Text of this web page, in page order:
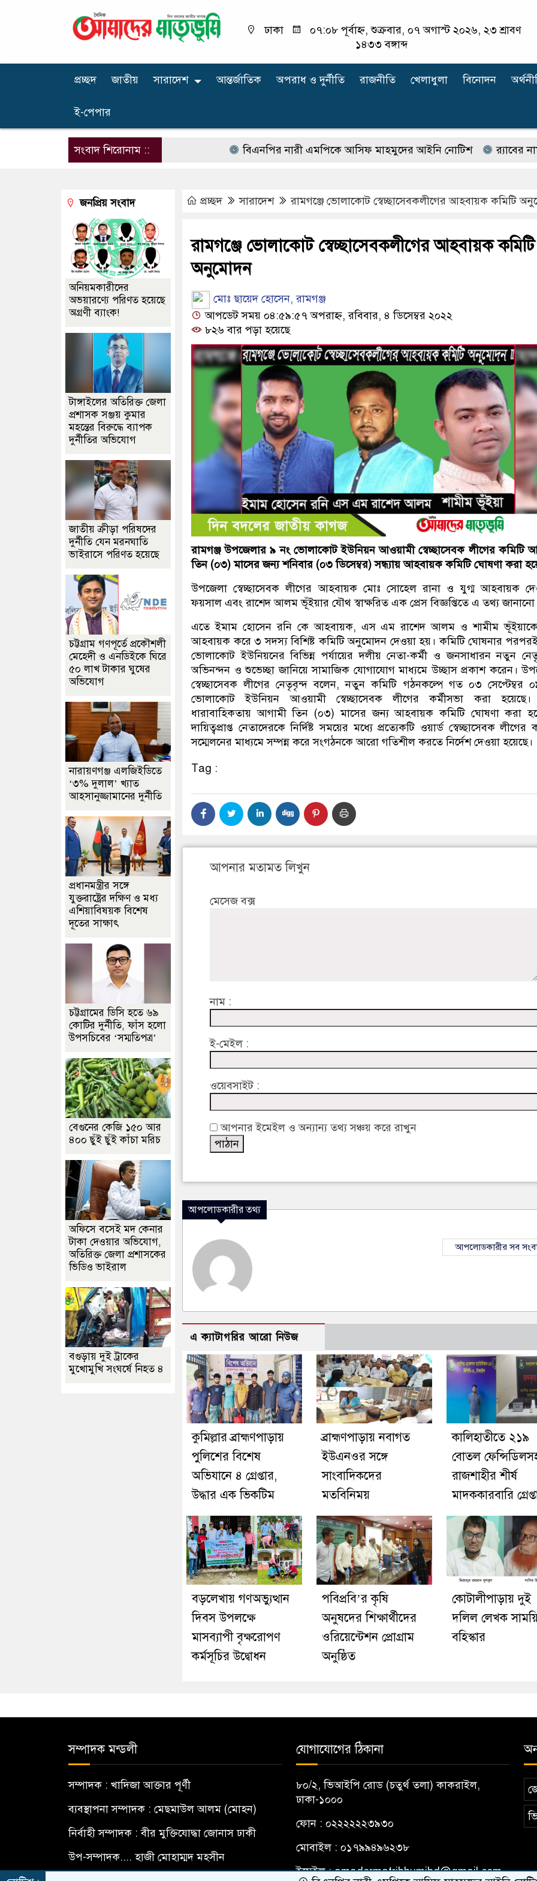
ঢাকা
০৭:০৮ পূর্বাহ্ন, শুক্রবার, ০৭ অগাস্ট ২০২৬, ২৩ শ্রাবণ
১৪৩৩ বঙ্গাব্দ
প্রচ্ছদ জাতীয় সারাদেশ আন্তর্জাতিক অপরাধ ‍ও দুর্নীতি রাজনীতি খেলাধুলা বিনোদন
ই-পেপার
সংবাদ শিরোনাম :: বিএনপির নারী এমপিকে আসিফ মাহমুদের আইনি নোটিশ র‍্যাবের নাম
প্রচ্ছদ সারাদেশ রামগঞ্জে ভোলাকোট স্বেচ্ছাসেবকলীগের আহবায়ক কমিটি
রামগঞ্জে ভোলাকোট স্বেচ্ছাসেবকলীগের আহবায়ক কমিটি
অনুমোদন
মোঃ ছায়েদ হোসেন, রামগঞ্জ
আপডেট সময় ০৪:৫৯:৫৭ অপরাহ্ন, রবিবার, ৪ ডিসেম্বর ২০২২
৮২৬ বার পড়া হয়েছে
রামগঞ্জ উপজেলার ৯ নং ভোলাকোট ইউনিয়ন আওয়ামী স্বেচ্ছাসেবক লীগের কমিটি
তিন (০৩) মাসের জন্য শনিবার (০৩ ডিসেম্বর) সন্ধ্যায় আহবায়ক কমিটি ঘোষণা করা
উপজেলা স্বেচ্ছাসেবক লীগের আহবায়ক মোঃ সোহেল রানা ও যুগ্ম আহবায়ক
ফয়সাল এবং রাশেদ আলম ভূঁইয়ার যৌথ স্বাক্ষরিত এক প্রেস বিজ্ঞপ্তিতে এ তথ্য
এতে ইমাম হোসেন রনি কে আহবায়ক, এস এম রাশেদ আলম ও শামীম
আহবায়ক করে ৩ সদস্য বিশিষ্ট কমিটি অনুমোদন দেওয়া হয়। কমিটি ঘোষনার
ভোলাকোট ইউনিয়নের বিভিন্ন পর্যায়ের দলীয় নেতা-কর্মী ও জনসাধারন নতুন
অভিনন্দন ও শুভেচ্ছা জানিয়ে সামাজিক যোগাযোগ মাধ্যমে উচ্ছাস প্রকাশ করেন।
স্বেচ্ছাসেবক লীগের নেতৃবৃন্দ বলেন, নতুন কমিটি গঠনকল্পে গত ০৩ সেপ্টেম্বর
ভোলাকোট ইউনিয়ন আওয়ামী স্বেচ্ছাসেবক লীগের কর্মীসভা করা
ধারাবাহিকতায় আগামী তিন (০৩) মাসের জন্য আহবায়ক কমিটি ঘোষণা করা
দায়িত্বপ্রাপ্ত নেতাদেরকে নির্দিষ্ট সময়ের মধ্যে প্রত্যেকটি ওয়ার্ড স্বেচ্ছাসেবক লীগের
সম্মেলনের মাধ্যমে সম্পন্ন করে সংগঠনকে আরো গতিশীল করতে নির্দেশ দেওয়া হয়েছে।
Tag :
আপনার মতামত লিখুন
মেসেজ বক্স
নাম :
ই-মেইল :
ওয়েবসাইট :
আপনার ইমেইল ও অন্যান্য তথ্য সঞ্চয় করে রাখুন
আপলোডকারীর তথ্য
আপলোডকারীর সব
এ ক্যাটাগরির আরো নিউজ
কুমিল্লার ব্রাহ্মণপাড়ায়
পুলিশের বিশেষ
অভিযানে ৪ গ্রেপ্তার,
উদ্ধার এক ভিকটিম
ব্রাহ্মণপাড়ায় নবাগত
ইউএনওর সঙ্গে
সাংবাদিকদের
মতবিনিময়
কালিহাতীতে ২১৯
বোতল
রাজশাহীর শীর্ষ
মাদককারবারি
বড়লেখায় গণঅভ্যুত্থান
দিবস উপলক্ষে
মাসব্যাপী বৃক্ষরোপণ
কর্মসূচির উদ্বোধন
পবিপ্রবি’র কৃষি
অনুষদের শিক্ষার্থীদের
ওরিয়েন্টেশন প্রোগ্রাম
অনুষ্ঠিত
কোটালীপাড়ায় দুই
দলিল লেখক
বহিস্কার
জনপ্রিয় সংবাদ
অনিয়মকারীদের
অভয়ারণ্যে পরিণত হয়েছে
অগ্রণী ব্যাংক!
টাঙ্গাইলের অতিরিক্ত জেলা
প্রশাসক সঞ্জয় কুমার
মহন্তের বিরুদ্ধে ব্যাপক
দুর্নীতির অভিযোগ
জাতীয় ক্রীড়া পরিষদের
দুর্নীতি যেন মরনঘাতি
ভাইরাসে পরিণত হয়েছে
চট্টগ্রাম গণপূর্তে প্রকৌশলী
মেহেদী ও এনডিইকে ঘিরে
৫০ লাখ টাকার ঘুষের
অভিযোগ
নারায়ণগঞ্জ এলজিইডিতে
‘৩% দুলাল’ খ্যাত
আহসানুজ্জামানের দুর্নীতি
প্রধানমন্ত্রীর সঙ্গে
যুক্তরাষ্ট্রের দক্ষিণ ও মধ্য
এশিয়াবিষয়ক বিশেষ
দূতের সাক্ষাৎ
চট্টগ্রামের ডিসি হতে ৬৯
কোটির দুর্নীতি, ফাঁস হলো
উপসচিবের ‘সম্মতিপত্র’
বেগুনের কেজি ১৫০ আর
৪০০ ছুঁই ছুঁই কাঁচা মরিচ
অফিসে বসেই মদ কেনার
টাকা দেওয়ার অভিযোগ,
অতিরিক্ত জেলা প্রশাসকের
ভিডিও ভাইরাল
বগুড়ায় দুই ট্রাকের
মুখোমুখি সংঘর্ষে নিহত ৪
সম্পাদক মন্ডলী
সম্পাদক : খাদিজা আক্তার পূর্ণী
ব্যবস্থাপনা সম্পাদক : মেছমাউল আলম (মোহন)
নির্বাহী সম্পাদক : বীর মুক্তিযোদ্ধা জোনাস ঢাকী
উপ-সম্পাদক.... হাজী মোহাম্মদ মহসীন
যোগাযোগের ঠিকানা
৮০/২, ভিআইপি রোড (চতুর্থ তলা) কাকরাইল,
ঢাকা-১০০০
ফোন : ০২২২২২২৩৯৩০
মোবাইল : ০১৭৯৯৪৯৬২৩৮
ইমেইল :amadermatribhumibd@gmail.com